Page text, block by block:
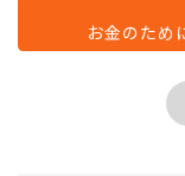
お金のため